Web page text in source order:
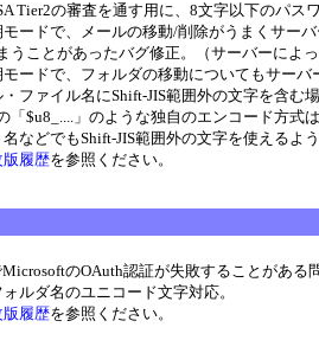
Tier2の審査を通す用に、8文字以下のパス
ードで、メールの移動/削除がうまくサー
うことがあったバグ修正。（サーバーによ
ードで、フォルダの移動についてもサー
ファイル名にShift-JIS範囲外の文字を含
「$u8_....」のような独自のエンコード方式
などでもShift-JIS範囲外の文字を使えるよ
版履歴を参照ください。
MicrosoftのOAuth認証が失敗することがある
ルダ名のユニコード文字対応。
版履歴を参照ください。